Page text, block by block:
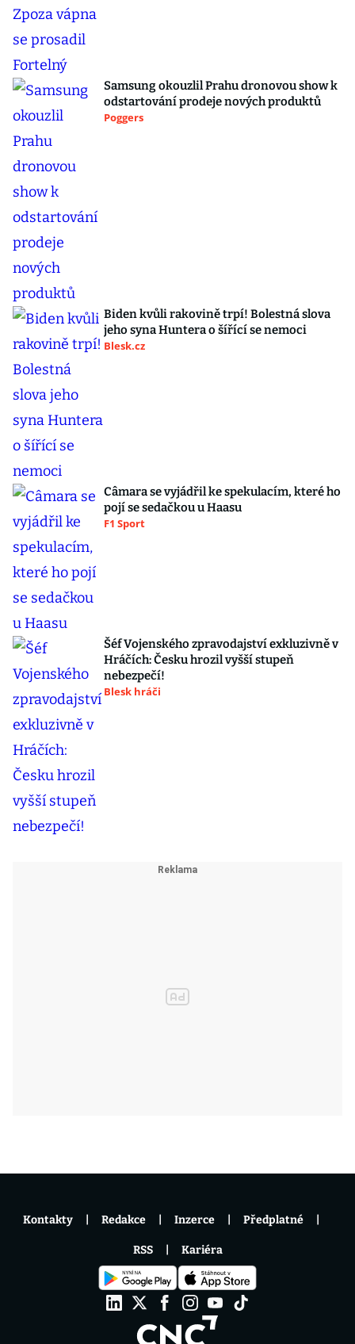
Samsung okouzlil Prahu dronovou show k
odstartování prodeje nových produktů
Poggers
Biden kvůli rakovině trpí! Bolestná slova
jeho syna Huntera o šířící se nemoci
Blesk.cz
Câmara se vyjádřil ke spekulacím, které ho
pojí se sedačkou u Haasu
F1 Sport
Šéf Vojenského zpravodajství exkluzivně v
Hráčích: Česku hrozil vyšší stupeň
nebezpečí!
Blesk hráči
Kontakty Redakce Inzerce Předplatné
RSS Kariéra